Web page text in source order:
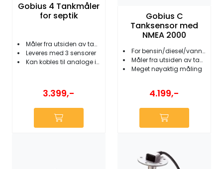
Gobius 4 Tankmåler
for septik
Måler fra utsiden av tanken
Leveres med 3 sensorer
Kan kobles til analoge instrumenter
3.399,-
Gobius C
Tanksensor med
NMEA 2000
For bensin/diesel/vann/septik
Måler fra utsiden av tanken
Meget nøyaktig måling
4.199,-